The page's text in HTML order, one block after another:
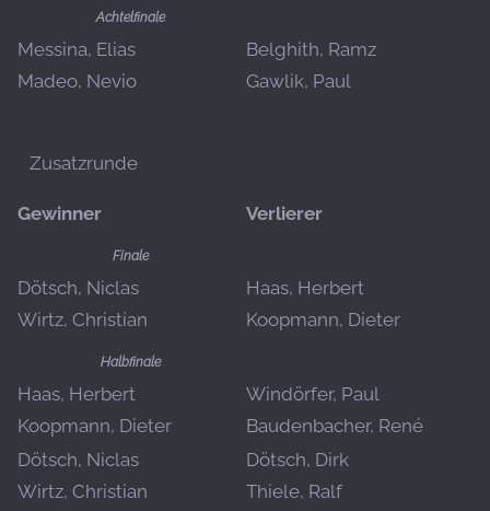
Achtelfinale
Messina, Elias
Madeo, Nevio
Belghith, Ramz
Gawlik, Paul
Zusatzrunde
Gewinner Verlierer
Finale
Dötsch, Niclas
Wirtz, Christian
Haas, Herbert
Koopmann, Dieter
Halbfinale
Haas, Herbert
Koopmann, Dieter
Windörfer, Paul
Baudenbacher, René
Dötsch, Niclas
Wirtz, Christian
Dötsch, Dirk
Thiele, Ralf